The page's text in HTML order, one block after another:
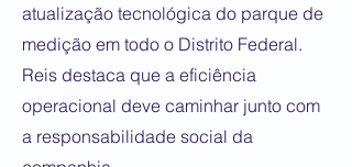
atualização tecnológica do parque de
medição em todo o Distrito Federal.
Reis destaca que a eficiência
operacional deve caminhar junto com
a responsabilidade social da